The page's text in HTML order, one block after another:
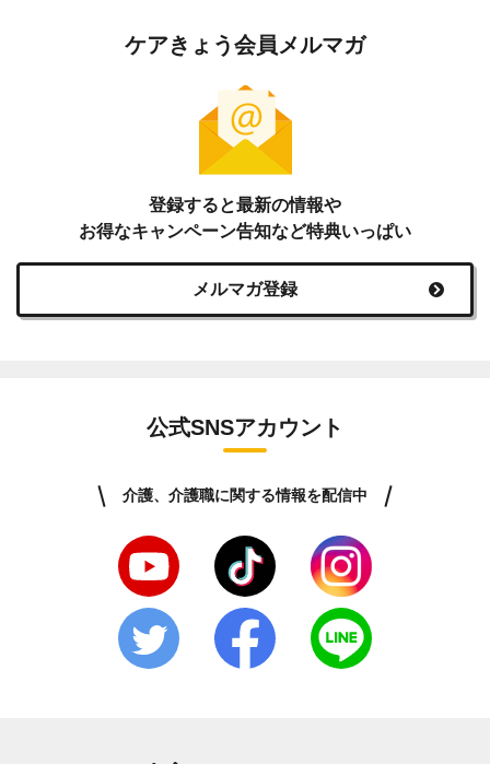
ケアきょう会員メルマガ
登録すると最新の情報や
お得なキャンペーン告知など特典いっぱい
メルマガ登録
公式SNSアカウント
介護、介護職に関する情報を配信中